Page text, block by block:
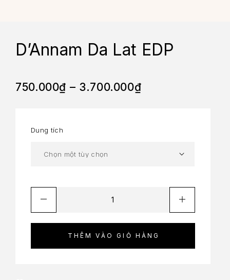
D’Annam Da Lat EDP
750.000₫ – 3.700.000₫
Dung tích
THÊM VÀO GIỎ HÀNG